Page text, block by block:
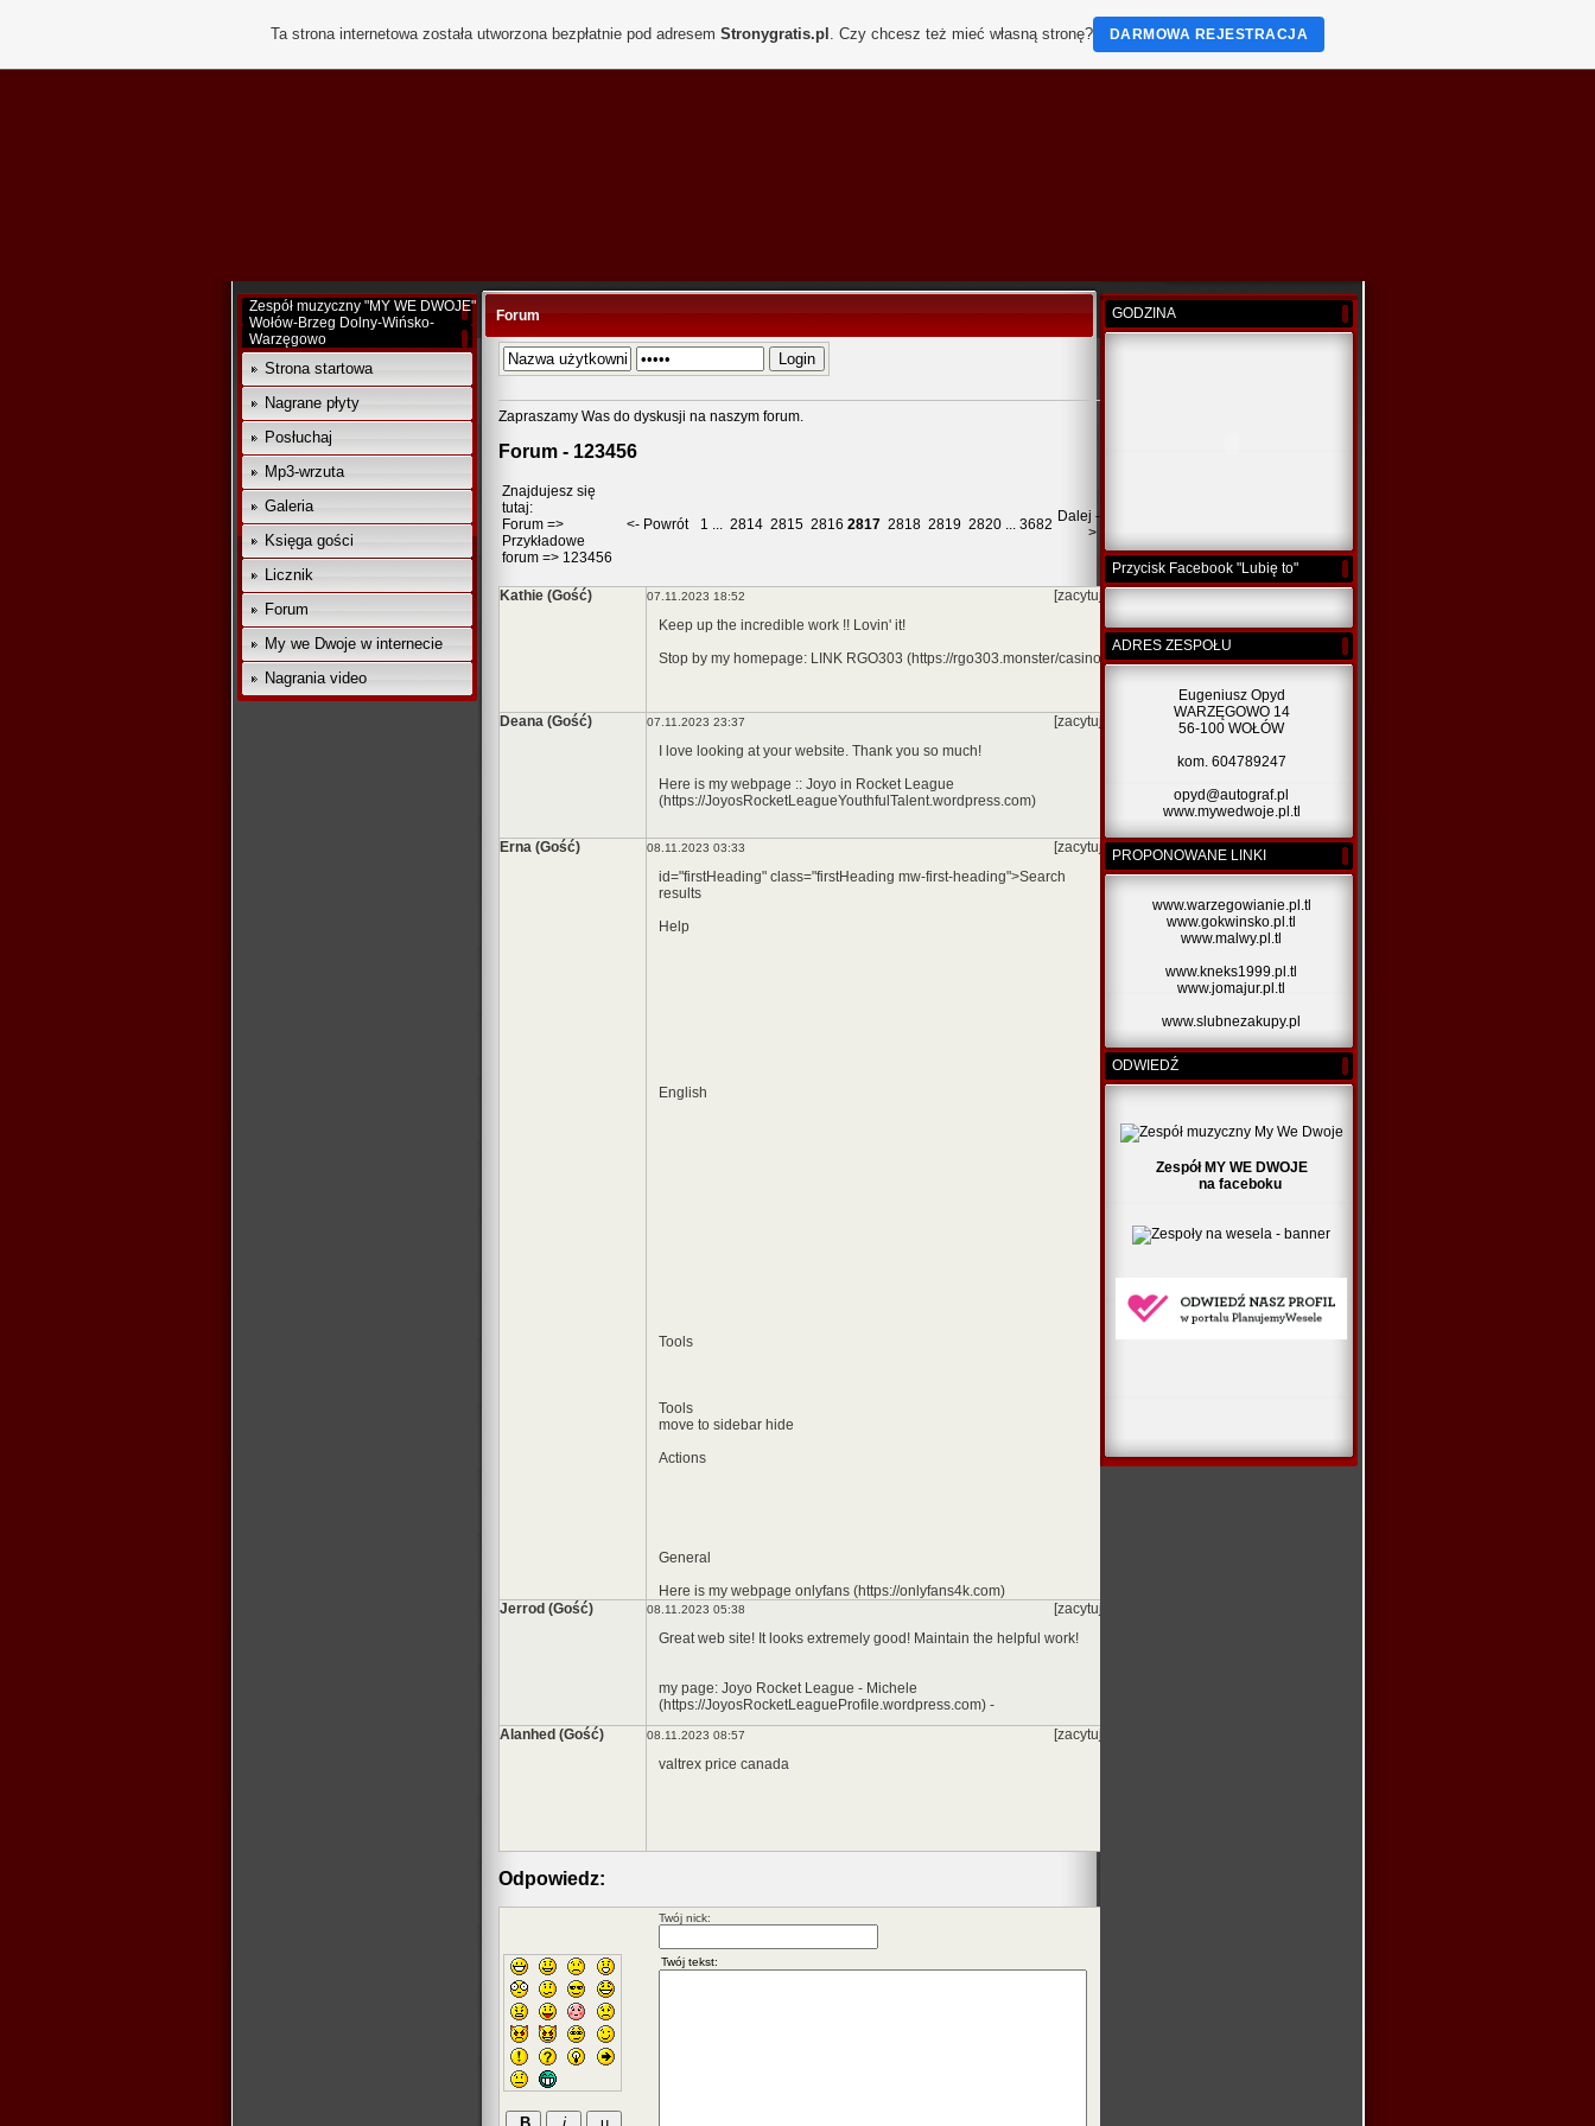
Zespół muzyczny "MY WE DWOJE"
Wołów-Brzeg Dolny-Wińsko-
Warzęgowo
Strona startowa
Nagrane płyty
Posłuchaj
Mp3-wrzuta
Galeria
Księga gości
Licznik
Forum
My we Dwoje w internecie
Nagrania video
Forum
Zapraszamy Was do dyskusji na naszym forum.
Forum - 123456
Znajdujesz się
tutaj:
Forum =>
Przykładowe
forum => 123456
<- Powrót 1 ... 2814 2815 2816 2817 2818 2819 2820 ... 3682 Dalej -
>
Kathie (Gość) 07.11.2023 18:52
[zacytuj]
Keep up the incredible work !! Lovin' it!
Stop by my homepage: LINK RGO303 (https://rgo303.monster/casino)
Deana (Gość) 07.11.2023 23:37
[zacytuj]
I love looking at your website. Thank you so much!
Here is my webpage :: Joyo in Rocket League
(https://JoyosRocketLeagueYouthfulTalent.wordpress.com)
Erna (Gość) 08.11.2023 03:33
[zacytuj]
id="firstHeading" class="firstHeading mw-first-heading">Search
results
Help
English
Tools
Tools
move to sidebar hide
Actions
General
Here is my webpage onlyfans (https://onlyfans4k.com)
Jerrod (Gość)
08.11.2023 05:38
[zacytuj]
Great web site! It looks extremely good! Maintain the helpful work!
my page: Joyo Rocket League - Michele
(https://JoyosRocketLeagueProfile.wordpress.com) -
Alanhed (Gość)
08.11.2023 08:57
[zacytuj]
valtrex price canada
Odpowiedz:
Twój nick:
GODZINA
Przycisk Facebook "Lubię to"
ADRES ZESPOŁU
Eugeniusz Opyd
WARZĘGOWO 14
56-100 WOŁÓW
kom. 604789247
opyd@autograf.pl
www.mywedwoje.pl.tl
PROPONOWANE LINKI
www.warzegowianie.pl.tl
www.gokwinsko.pl.tl
www.malwy.pl.tl
www.kneks1999.pl.tl
www.jomajur.pl.tl
www.slubnezakupy.pl
ODWIEDŹ
Zespół MY WE DWOJE
na faceboku
Ta strona internetowa została utworzona bezpłatnie pod adresem Stronygratis.pl . Czy chcesz też mieć własną stronę? DARMOWA REJESTRACJA